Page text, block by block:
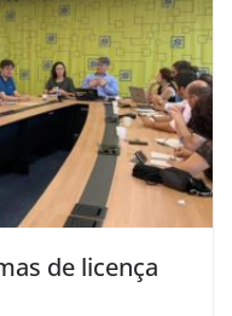
de licença